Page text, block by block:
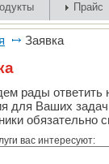
Прайс
Заявка
рады ответить
для Ваших
обязательно
вас интересуют: